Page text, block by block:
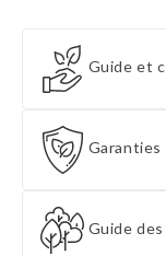
Guide et
Garanties
Guide